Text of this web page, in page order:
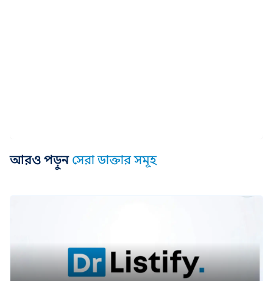
আরও পড়ুন সেরা ডাক্তার সমূহ